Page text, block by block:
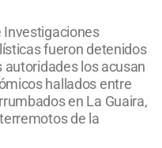
Investigaciones
fueron detenidos
autoridades los acusan
hallados entre
en La Guaira,
de la